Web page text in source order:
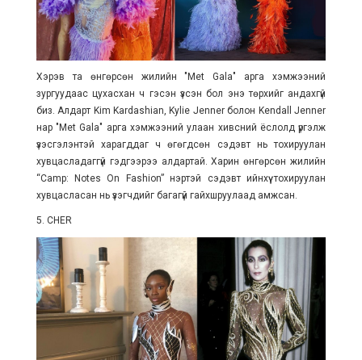
Хэрэв та өнгөрсөн жилийн "Met Gala" арга хэмжээний
зургуудаас цухасхан ч гэсэн үзсэн бол энэ төрхийг андахгүй
биз. Алдарт Kim Kardashian, Kylie Jenner болон Kendall Jenner
нар "Met Gala" арга хэмжээний улаан хивсний ёслолд үргэлж
үзэсгэлэнтэй харагддаг ч өгөгдсөн сэдэвт нь тохируулан
хувцасладаггүй гэдгээрээ алдартай. Харин өнгөрсөн жилийн
“Camp: Notes On Fashion” нэртэй сэдэвт ийнхүү тохируулан
хувцасласан нь үзэгчдийг багагүй гайхшруулаад амжсан.
5. CHER